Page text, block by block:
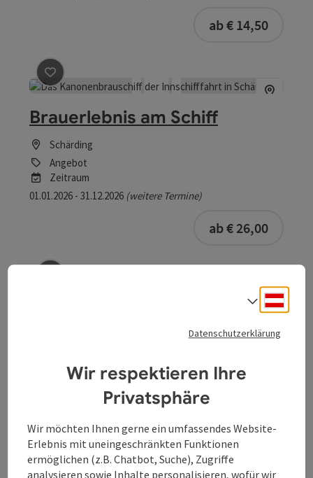
ab € 14,50
Beitrag merken: Brauerlebnis am Schiff
Brauerlebnis am Schiff
Schärding
Angebot
Zeitraum
01.01.2026 - 31.12.2026 (weitere Termine)
ab € 26,00
Angebot
Zeitraum
09.02.2026 - 30.12.2026(weitere Termine)
ab € 124,00
Datenschutzerklärung
Wir respektieren Ihre
Privatsphäre
Wir möchten Ihnen gerne ein umfassendes Website-
Erlebnis mit uneingeschränkten Funktionen
ermöglichen (z.B. Chatbot, Suche), Zugriffe
analysieren sowie Inhalte personalisieren, wofür wir